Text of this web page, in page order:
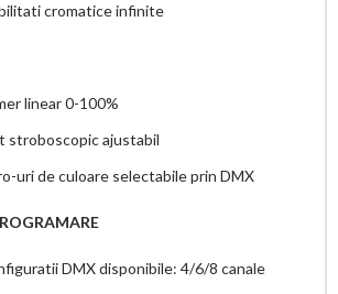
cromatice infinite
linear 0-100%
stroboscopic ajustabil
uri de culoare selectabile prin DMX
DMX disponibile: 4/6/8 canale